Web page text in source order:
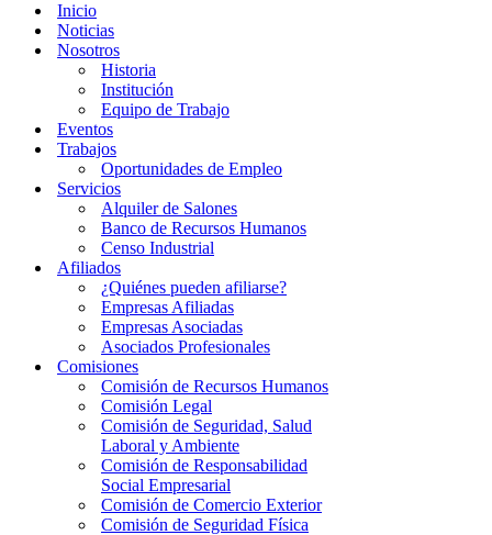
Inicio
Noticias
Nosotros
Historia
Institución
Equipo de Trabajo
Eventos
Trabajos
Oportunidades de Empleo
Servicios
Alquiler de Salones
Banco de Recursos Humanos
Censo Industrial
Afiliados
¿Quiénes pueden afiliarse?
Empresas Afiliadas
Empresas Asociadas
Asociados Profesionales
Comisiones
Comisión de Recursos Humanos
Comisión Legal
Comisión de Seguridad, Salud
Laboral y Ambiente
Comisión de Responsabilidad
Social Empresarial
Comisión de Comercio Exterior
Comisión de Seguridad Física